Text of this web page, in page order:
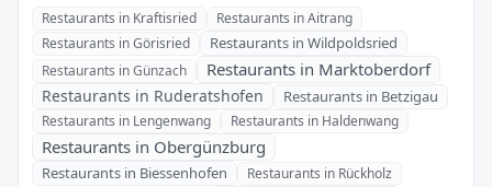
Restaurants in Kraftisried
Restaurants in Aitrang
Restaurants in Görisried
Restaurants in Wildpoldsried
Restaurants in Günzach Restaurants in Marktoberdorf
Restaurants in Ruderatshofen Restaurants in Betzigau
Restaurants in Lengenwang Restaurants in Haldenwang
Restaurants in Obergünzburg
Restaurants in Biessenhofen
Restaurants in Rückholz